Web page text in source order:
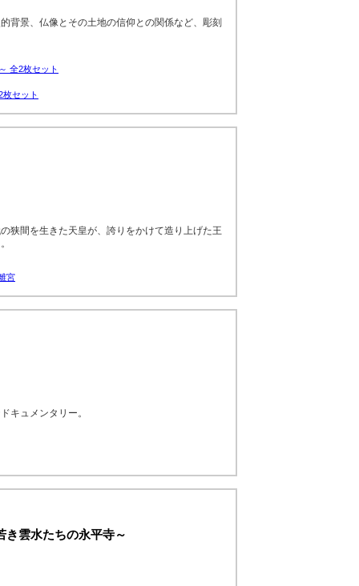
背景、仏像とその土地の信仰との関係など、彫刻
全2枚セット
セット
狭間を生きた天皇が、誇りをかけて造り上げた王
宮
キュメンタリー。
雲水たちの永平寺～